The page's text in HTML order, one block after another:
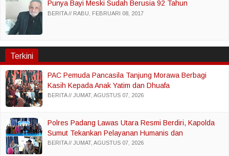
Punya Bayi Meski Sudah Berusia 92 Tahun
BERITA RABU, FEBRUARI 08, 2017
Terkini
PAC Pemuda Pancasila Tanjung Morawa Berbagi
Kasih Kepada Anak Yatim dan Dhuafa
BERITA JUMAT, AGUSTUS 07, 2026
Polres Padang Lawas Utara Resmi Berdiri, Kapolda
Sumut Tekankan Pelayanan Humanis dan
Penambahan Personel
BERITA JUMAT, AGUSTUS 07, 2026